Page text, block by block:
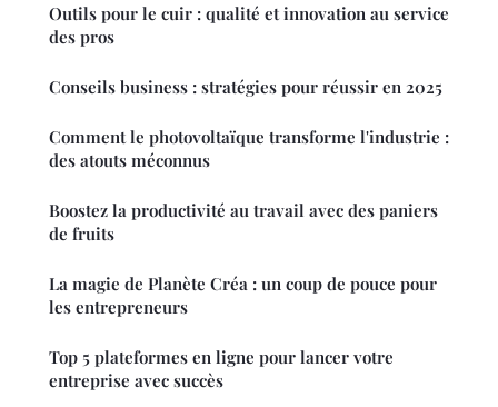
Outils pour le cuir : qualité et innovation au service
des pros
Conseils business : stratégies pour réussir en 2025
Comment le photovoltaïque transforme l'industrie :
des atouts méconnus
Boostez la productivité au travail avec des paniers
de fruits
La magie de Planète Créa : un coup de pouce pour
les entrepreneurs
Top 5 plateformes en ligne pour lancer votre
entreprise avec succès